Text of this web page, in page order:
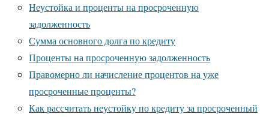
Неустойка и проценты на просроченную
задолженность
Сумма основного долга по кредиту
Проценты на просроченную задолженность
Правомерно ли начисление процентов на уже
просроченные проценты?
Как рассчитать неустойку по кредиту за просроченный